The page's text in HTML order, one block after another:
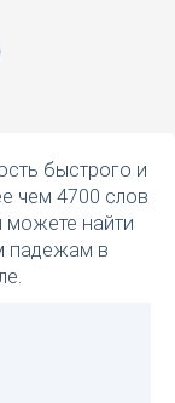
быстрого и
чем 4700 слов
можете найти
падежам в